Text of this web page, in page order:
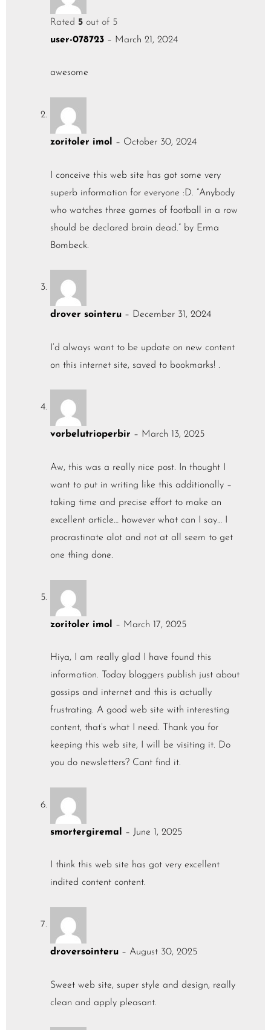
Rated 5 out of 5
user-078723 – March 21, 2024
awesome
zoritoler imol – October 30, 2024
I conceive this web site has got some very
superb information for everyone :D. “Anybody
who watches three games of football in a row
should be declared brain dead.” by Erma
Bombeck.
drover sointeru – December 31, 2024
I’d always want to be update on new content
on this internet site, saved to bookmarks! .
vorbelutrioperbir – March 13, 2025
Aw, this was a really nice post. In thought I
want to put in writing like this additionally –
taking time and precise effort to make an
excellent article… however what can I say… I
procrastinate alot and not at all seem to get
one thing done.
zoritoler imol – March 17, 2025
Hiya, I am really glad I have found this
information. Today bloggers publish just about
gossips and internet and this is actually
frustrating. A good web site with interesting
content, that’s what I need. Thank you for
keeping this web site, I will be visiting it. Do
you do newsletters? Cant find it.
smortergiremal – June 1, 2025
I think this web site has got very excellent
indited content content.
droversointeru – August 30, 2025
Sweet web site, super style and design, really
clean and apply pleasant.